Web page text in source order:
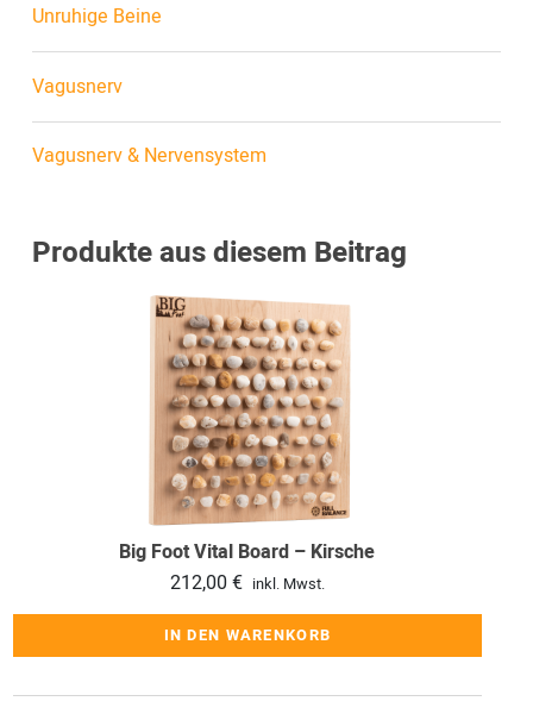
Unruhige Beine
Vagusnerv
Vagusnerv & Nervensystem
Produkte aus diesem Beitrag
Big Foot Vital Board – Kirsche
212,00€ inkl. Mwst.
IN DEN WARENKORB